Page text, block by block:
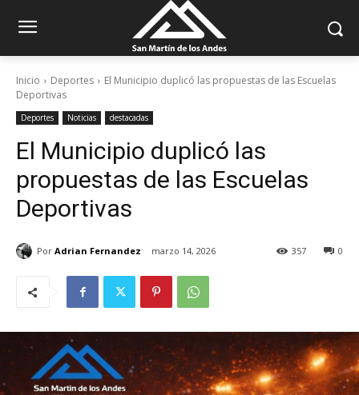
Inicio Deportes
El Municipio duplicó las propuestas de las Escuelas
Deportivas
Deportes Noticias destacadas
El Municipio duplicó las
propuestas de las Escuelas
Deportivas
Por Adrian Fernandez marzo 14, 2026 0
357